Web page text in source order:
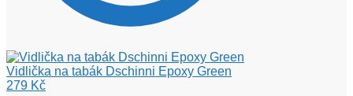
Vidlička na tabák Dschinni Epoxy Green
279 Kč